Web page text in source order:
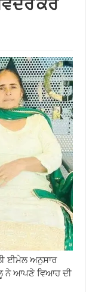
ਕੌਰ
ਈਮੇਲ ਅਨੁਸਾਰ
ਨੇ ਆਪਣੇ ਵਿਆਹ ਦੀ